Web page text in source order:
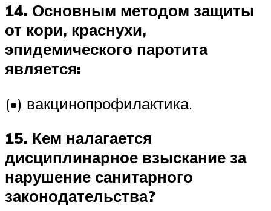
14. Основным методом защиты
от кори, краснухи,
эпидемического паротита
является:
(•) вакцинопрофилактика.
15. Кем налагается
дисциплинарное взыскание за
нарушение санитарного
законодательства?